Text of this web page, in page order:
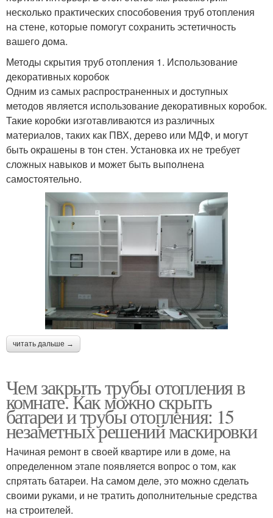
несколько практических способовения труб отопления
на стене, которые помогут сохранить эстетичность
вашего дома.
Методы скрытия труб отопления 1. Использование
декоративных коробок
Одним из самых распространенных и доступных
методов является использование декоративных коробок.
Такие коробки изготавливаются из различных
материалов, таких как ПВХ, дерево или МДФ, и могут
быть окрашены в тон стен. Установка их не требует
сложных навыков и может быть выполнена
самостоятельно.
читать дальше →
Чем закрыть трубы отопления в
комнате. Как можно скрыть
батареи и трубы отопления: 15
незаметных решений маскировки
Начиная ремонт в своей квартире или в доме, на
определенном этапе появляется вопрос о том, как
спрятать батареи. На самом деле, это можно сделать
своими руками, и не тратить дополнительные средства
на строителей.